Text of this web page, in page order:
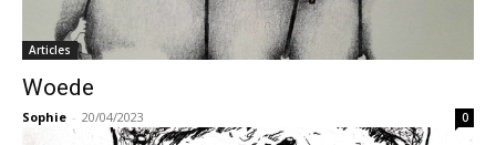
Articles
Woede
Sophie - 20/04/2023 0